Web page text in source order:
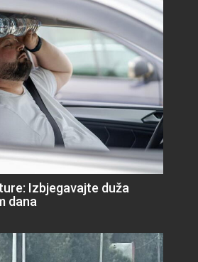
Izbjegavajte duža
dana